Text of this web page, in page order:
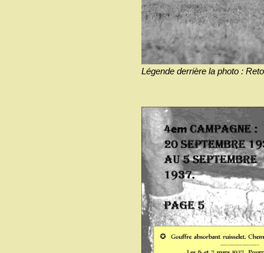
Légende derrière la photo :